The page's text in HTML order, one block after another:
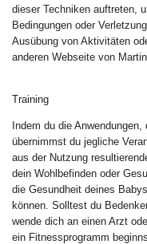
dieser Techniken auftreten,
Bedingungen oder
Ausübung von Aktivitäten
anderen Webseite von
Training
Indem du die
übernimmst du jegliche
aus der Nutzung
dein Wohlbefinden oder
die Gesundheit deines
können. Solltest du
wende dich an einen Arzt
ein Fitnessprogramm